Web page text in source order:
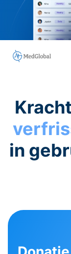
in